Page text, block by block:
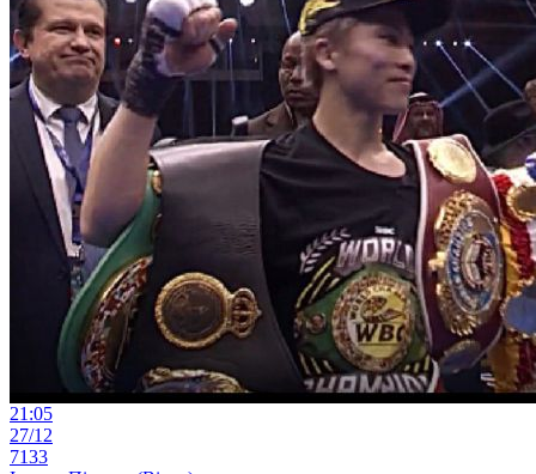
21:05
27/12
7133